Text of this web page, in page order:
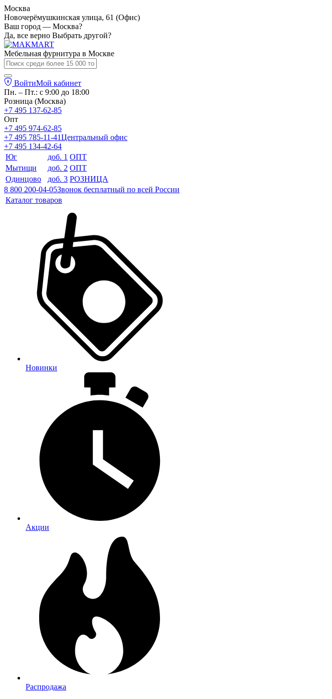
Москва
Новочерёмушкинская улица, 61 (Офис)
Ваш город — Москва?
Да, все верно Выбрать другой?
Мебельная фурнитура в Москве
ВойтиМой кабинет
Пн. – Пт.: с 9:00 до 18:00
Розница (Москва)
+7 495 137-62-85
Опт
+7 495 974-62-85
+7 495 785-11-41Центральный офис
+7 495 134-42-64
Юг
доб. 1 ОПТ
Мытищи
доб. 2 ОПТ
Одинцово
доб. 3 РОЗНИЦА
8 800 200-04-05Звонок бесплатный по всей России
Каталог товаров
Новинки
Акции
Распродажа